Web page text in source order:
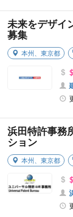
未来をデザイ
募集
本州 東京都
浜田特許事務
ション
本州 東京都